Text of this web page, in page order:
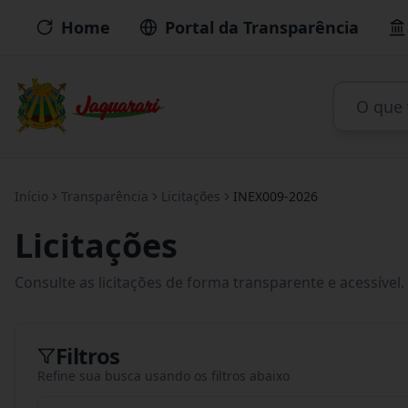
Home Portal da Transparência
Início Transparência Licitações INEX009-2026
Licitações
Consulte as licitações de forma transparente e acessível.
Filtros
Refine sua busca usando os filtros abaixo